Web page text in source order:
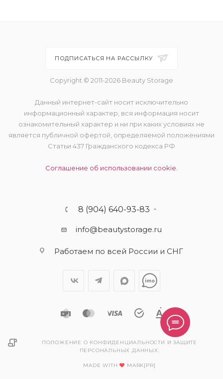
ПОДПИСАТЬСЯ НА РАССЫЛКУ
Copyright © 2011-2026 Beauty Storage
Данный интернет-сайт носит исключительно
информационный характер, вся информация носит
ознакомительный характер и ни при каких условиях не
является публичной офертой, определяемой положениями
Статьи 437 Гражданского кодекса РФ
Соглашение об использовании cookie.
8 (904) 640-93-83
info@beautystorage.ru
Работаем по всей России и СНГ
ПОЛОЖЕНИЕ О КОНФИДЕНЦИАЛЬНОСТИ И ЗАЩИТЕ
ПЕРСОНАЛЬНЫХ ДАННЫХ.
MADE WITH MARK[PR]